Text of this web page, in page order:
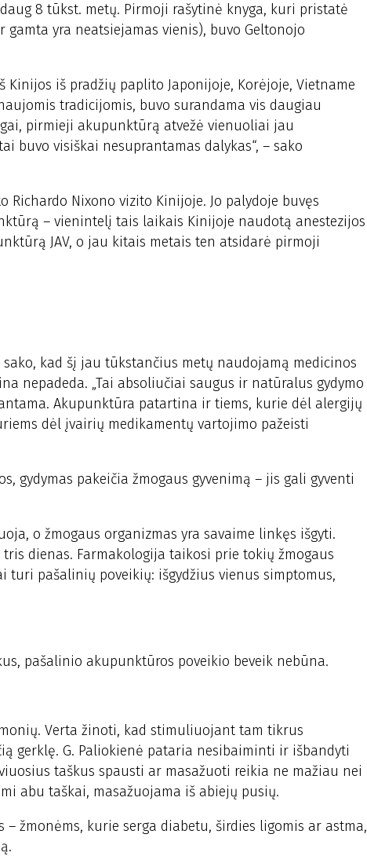
8 tūkst. metų. Pirmoji rašytinė knyga, kuri pristatė
yra neatsiejamas vienis), buvo Geltonojo
Kinijos iš pradžių paplito Japonijoje, Korėjoje, Vietname
tradicijomis, buvo surandama vis daugiau
pirmieji akupunktūrą atvežė vienuoliai jau
buvo visiškai nesuprantamas dalykas“, – sako
Richardo Nixono vizito Kinijoje. Jo palydoje buvęs
– vienintelį tais laikais Kinijoje naudotą anestezijos
JAV, o jau kitais metais ten atsidarė pirmoji
kad šį jau tūkstančius metų naudojamą medicinos
nepadeda. „Tai absoliučiai saugus ir natūralus gydymo
Akupunktūra patartina ir tiems, kurie dėl alergijų
dėl įvairių medikamentų vartojimo pažeisti
gydymas pakeičia žmogaus gyvenimą – jis gali gyventi
o žmogaus organizmas yra savaime linkęs išgyti.
dienas. Farmakologija taikosi prie tokių žmogaus
turi pašalinių poveikių: išgydžius vienus simptomus,
pašalinio akupunktūros poveikio beveik nebūna.
Verta žinoti, kad stimuliuojant tam tikrus
gerklę. G. Paliokienė pataria nesibaiminti ir išbandyti
taškus spausti ar masažuoti reikia ne mažiau nei
abu taškai, masažuojama iš abiejų pusių.
žmonėms, kurie serga diabetu, širdies ligomis ar astma,